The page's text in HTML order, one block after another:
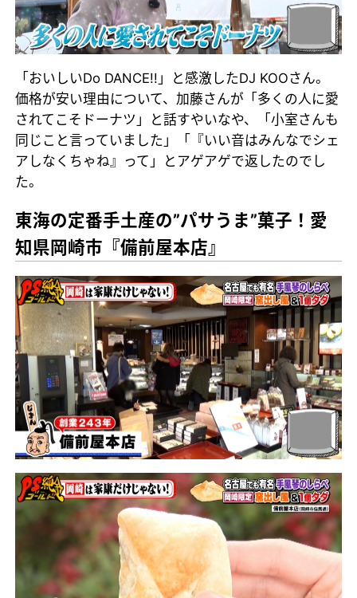
「おいしいDo DANCE!!」と感激したDJ KOOさん。
価格が安い理由について、加藤さんが「多くの人に愛
されてこそドーナツ」と話すやいなや、「小室さんも
同じこと言っていました」「『いい音はみんなでシェ
アしなくちゃね』って」とアゲアゲで返したのでし
た。
東海の定番手土産の”パサうま”菓子！愛
知県岡崎市『備前屋本店』